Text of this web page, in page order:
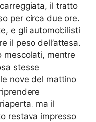
il tratto
per circa due ore.
e gli automobilisti
il peso dell’attesa.
mescolati, mentre
stesse
nove del mattino
ma il
restava impresso